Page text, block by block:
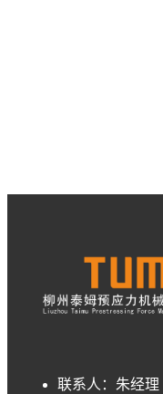
联系人： 朱经理